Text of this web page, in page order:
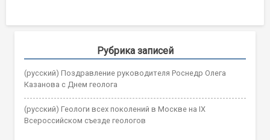
Рубрика записей
(русский) Поздравление руководителя Роснедр Олега
Казанова с Днем геолога
(русский) Геологи всех поколений в Москве на IX
Всероссийском съезде геологов